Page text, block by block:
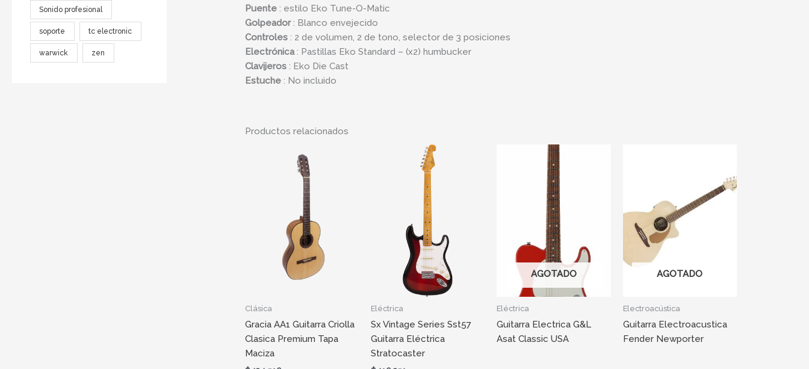
Sonido profesional
soporte tc electronic
warwick zen
Puente: estilo Eko Tune-O-Matic
Golpeador: Blanco envejecido
Controles: 2 de volumen, 2 de tono, selector de 3 posiciones
Electrónica: Pastillas Eko Standard – (x2) humbucker
Clavijeros: Eko Die Cast
Estuche: No incluido
Productos relacionados
Clásica
Gracia AA1 Guitarra Criolla
Clasica Premium Tapa
Maciza
Eléctrica
Sx Vintage Series Sst57
Guitarra Eléctrica
Stratocaster
AGOTADO
Eléctrica
Guitarra Electrica G&L
Asat Classic USA
AGOTADO
Electroacústica
Guitarra Electroacustica
Fender Newporter